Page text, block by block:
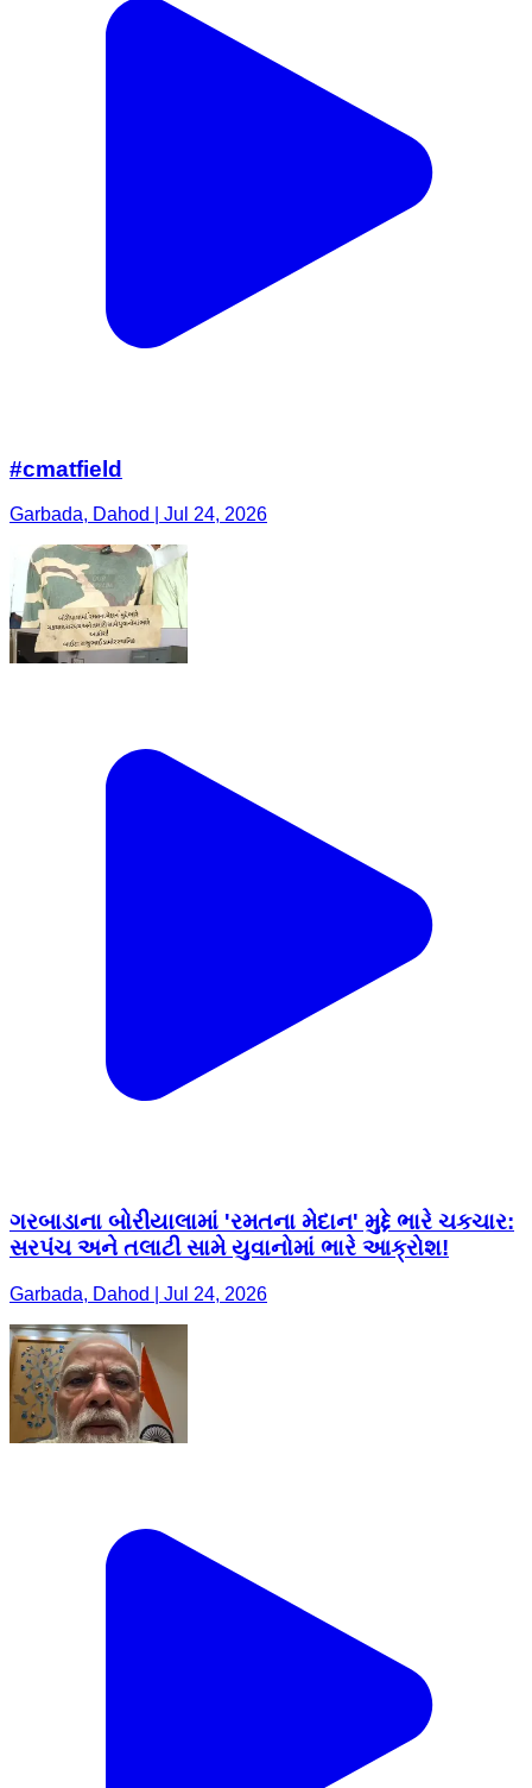
#cmatfield
Garbada, Dahod | Jul 24, 2026
ગરબાડાના બોરીયાલામાં 'રમતના મેદાન' મુદ્દે ભારે ચકચાર:
સરપંચ અને તલાટી સામે યુવાનોમાં ભારે આક્રોશ!
Garbada, Dahod | Jul 24, 2026